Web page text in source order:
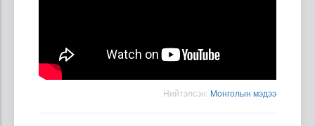
Нийтэлсэн: Moнголын мэдээ